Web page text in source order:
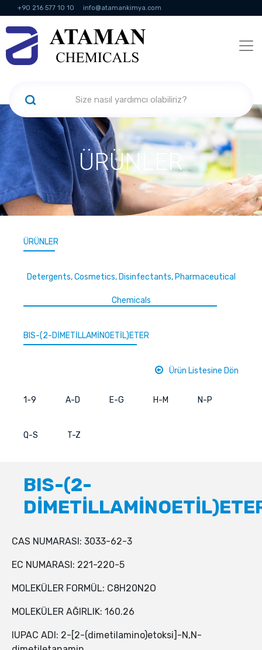
+90 216 577 10 10 info@atamankimya.com
KVKK Politikası Bilgi Toplumu Hizmetleri
ÜRÜNLER
ÜRÜNLER
Detergents, Cosmetics, Disinfectants, Pharmaceutical
Chemicals
BIS-(2-DİMETİLLAMİNOETİL)ETER
Ürün Listesine Dön
1-9 A-D E-G H-M N-P
Q-S T-Z
BIS-(2-
CAS NUMARASI: 3033-62-3
EC NUMARASI: 221-220-5
MOLEKÜLER FORMÜL: C8H20N2O
MOLEKÜLER AĞIRLIK: 160.26
IUPAC ADI: 2-[2-(dimetilamino)etoksi]-N,N-